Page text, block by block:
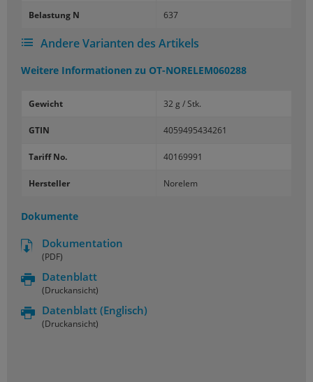
Be­las­tung N 637
Andere Varianten des Artikels
Weitere Informationen zu OT-NORELEM060288
Gewicht 32 g / Stk.
GTIN 4059495434261
Tariff No. 40169991
Hersteller Norelem
Dokumente
Dokumentation
(PDF)
Datenblatt
(Druckansicht)
Datenblatt (Englisch)
(Druckansicht)